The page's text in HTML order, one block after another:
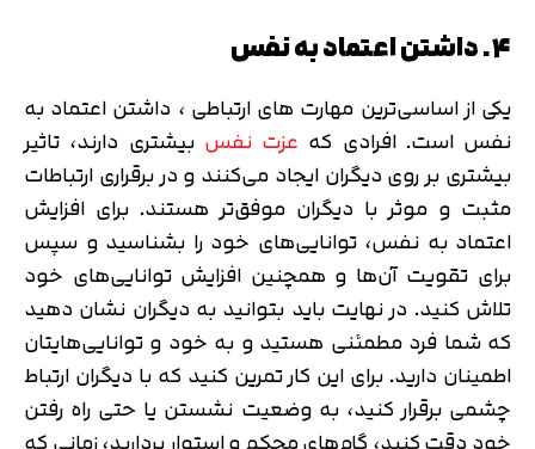
۴. داشتن اعتماد به نفس
یکی از اساسی‌ترین مهارت های ارتباطی ، داشتن اعتماد به
نفس است. افرادی که عزت نفس بیشتری دارند، تاثیر
بیشتری بر روی دیگران ایجاد می‌کنند و در برقراری ارتباطات
مثبت و موثر با دیگران موفق‌تر هستند. برای افزایش
اعتماد به نفس، توانایی‌های خود را بشناسید و سپس
برای تقویت آن‌ها و همچنین افزایش توانایی‌های خود
تلاش کنید. در نهایت باید بتوانید به دیگران نشان دهید
که شما فرد مطمئنی هستید و به خود و توانایی‌هایتان
اطمینان دارید. برای این کار تمرین کنید که با دیگران ارتباط
چشمی برقرار کنید، به وضعیت نشستن یا حتی راه رفتن